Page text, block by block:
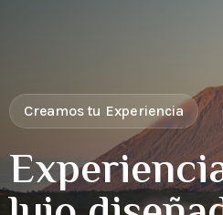
Creamos tu Experiencia